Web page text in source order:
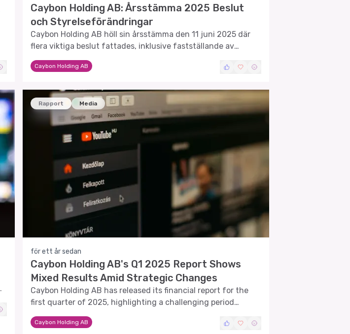
Caybon Holding AB: Årsstämma 2025 Beslut
och Styrelseförändringar
Caybon Holding AB höll sin årsstämma den 11 juni 2025 där
flera viktiga beslut fattades, inklusive fastställande av
resultat- och balansräkning samt val av styrelse.
Caybon Holding AB
Rapport Media
för ett år sedan
Caybon Holding AB's Q1 2025 Report Shows
Mixed Results Amid Strategic Changes
Caybon Holding AB has released its financial report for the
first quarter of 2025, highlighting a challenging period
marked by strategic shifts and market uncertainties.
Caybon Holding AB